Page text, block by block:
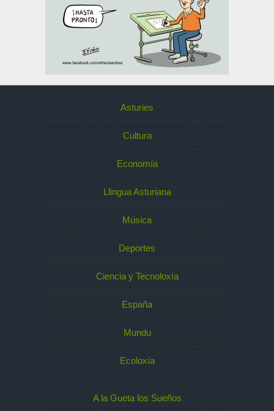
Asturies
Cultura
Economía
Llingua Asturiana
Música
Deportes
Ciencia y Tecnoloxía
España
Mundu
Ecoloxía
A la Gueta los Sueños